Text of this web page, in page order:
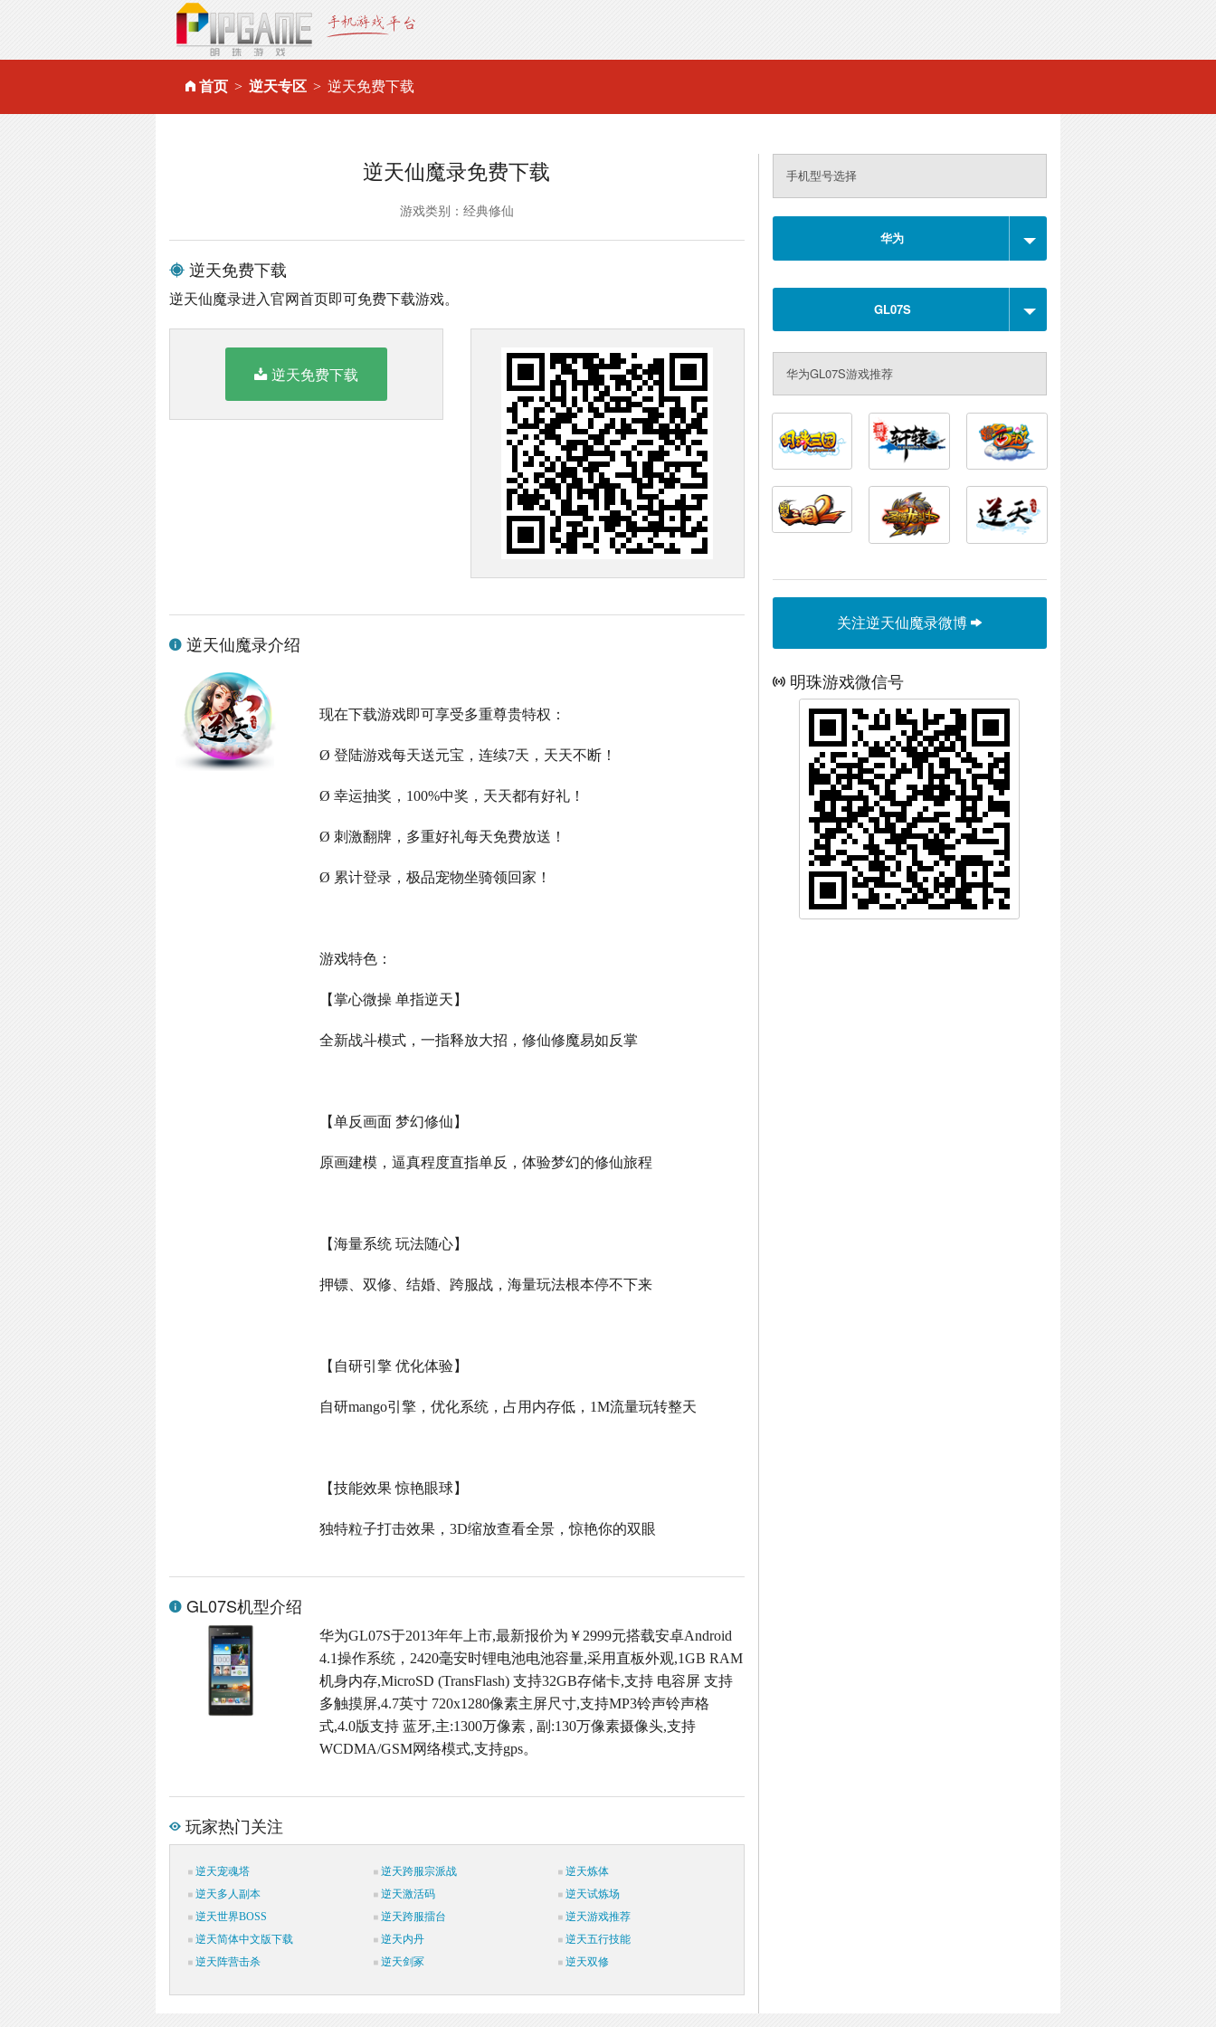
首页 逆天专区 逆天免费下载
逆天仙魔录免费下载
游戏类别：经典修仙
逆天免费下载
逆天仙魔录进入官网首页即可免费下载游戏。
逆天免费下载
逆天仙魔录介绍
现在下载游戏即可享受多重尊贵特权：
Ø 登陆游戏每天送元宝，连续7天，天天不断！
Ø 幸运抽奖，100%中奖，天天都有好礼！
Ø 刺激翻牌，多重好礼每天免费放送！
Ø 累计登录，极品宠物坐骑领回家！
游戏特色：
【掌心微操 单指逆天】
全新战斗模式，一指释放大招，修仙修魔易如反掌
【单反画面 梦幻修仙】
原画建模，逼真程度直指单反，体验梦幻的修仙旅程
【海量系统 玩法随心】
押镖、双修、结婚、跨服战，海量玩法根本停不下来
【自研引擎 优化体验】
自研mango引擎，优化系统，占用内存低， 1M流量玩转整天
【技能效果 惊艳眼球】
独特粒子打击效果，3D缩放查看全景，惊艳你的双眼
GL07S机型介绍
华为GL07S于2013年年上市,最新报价为￥2999元搭载安卓Android
4.1操作系统，2420毫安时锂电池电池容量,采用直板外观,1GB RAM
机身内存,MicroSD (TransFlash) 支持32GB存储卡,支持 电容屏 支持
多触摸屏,4.7英寸 720x1280像素主屏尺寸,支持MP3铃声铃声格
式,4.0版支持 蓝牙,主:1300万像素 , 副:130万像素摄像头,支持
WCDMA/GSM网络模式,支持gps。
玩家热门关注
逆天宠魂塔 逆天跨服宗派战
逆天炼体
逆天多人副本
逆天激活码
逆天试炼场
逆天世界BOSS
逆天跨服擂台
逆天游戏推荐
逆天简体中文版下载
逆天内丹
逆天五行技能
逆天阵营击杀
逆天剑冢 逆天双修
手机型号选择
华为
GL07S
华为GL07S游戏推荐
关注逆天仙魔录微博
明珠游戏微信号